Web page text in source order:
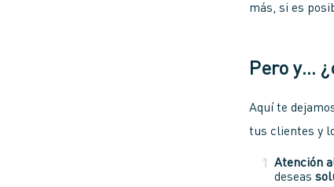
más, si es
Pero y…
Aquí te
tus clientes y
Atención
deseas